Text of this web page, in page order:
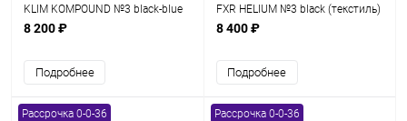
KLIM KOMPOUND №3 black-blue
(текстиль) (14Y)
8 200 ₽
Подробнее
FXR HELIUM №3 black (текстиль)
(10Y)
8 400 ₽
Подробнее
Рассрочка 0-0-36 Рассрочка 0-0-36